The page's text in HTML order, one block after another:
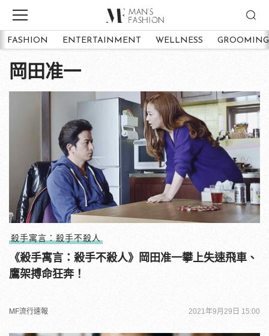
FASHION ENTERTAINMENT WELLNESS GROOMING
岡田准一
殺手寓言：殺手不殺人
《殺手寓言：殺手不殺人》岡田准一攀上失速飛車、
鷹架搏命狂奔！
MF流行速報 2021年9月29日 15:00